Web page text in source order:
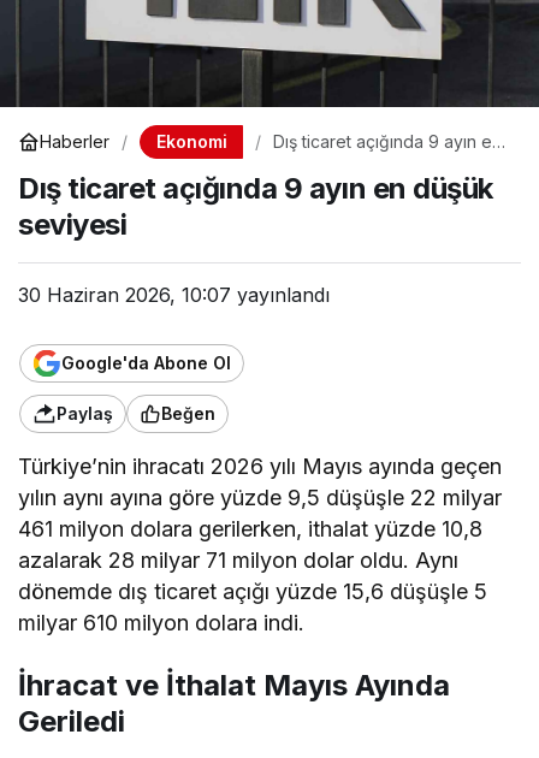
Haberler Ekonomi
Dış ticaret açığında 9 ayın en
Dış ticaret açığında 9 ayın en düşük
seviyesi
30 Haziran 2026, 10:07 yayınlandı
Google'da Abone Ol
Paylaş Beğen
Türkiye’nin ihracatı 2026 yılı Mayıs ayında geçen
yılın aynı ayına göre yüzde 9,5 düşüşle 22 milyar
461 milyon dolara gerilerken, ithalat yüzde 10,8
azalarak 28 milyar 71 milyon dolar oldu. Aynı
dönemde dış ticaret açığı yüzde 15,6 düşüşle 5
milyar 610 milyon dolara indi.
İhracat ve İthalat Mayıs Ayında
Geriledi